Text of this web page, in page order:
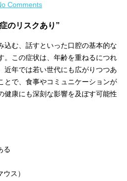
Comments
のリスクあり”
込む、話すといった口腔の基本的な
。この症状は、年齢を重ねるにつれ
近年では若い世代にも広がりつつあ
とで、食事やコミュニケーションが
健康にも深刻な影響を及ぼす可能性
る
ス）